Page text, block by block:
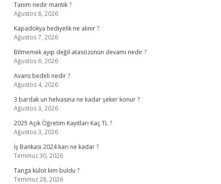
Tanım nedir mantık ?
Ağustos 8, 2026
Kapadokya hediyelik ne alınır ?
Ağustos 7, 2026
Bilmemek ayıp değil atasözünün devamı nedir ?
Ağustos 6, 2026
Avans bedeli nedir ?
Ağustos 4, 2026
3 bardak un helvasına ne kadar şeker konur ?
Ağustos 3, 2026
2025 Açık Öğretim Kayıtları Kaç TL ?
Ağustos 3, 2026
İş Bankası 2024 karı ne kadar ?
Temmuz 30, 2026
Tanga külot kim buldu ?
Temmuz 28, 2026